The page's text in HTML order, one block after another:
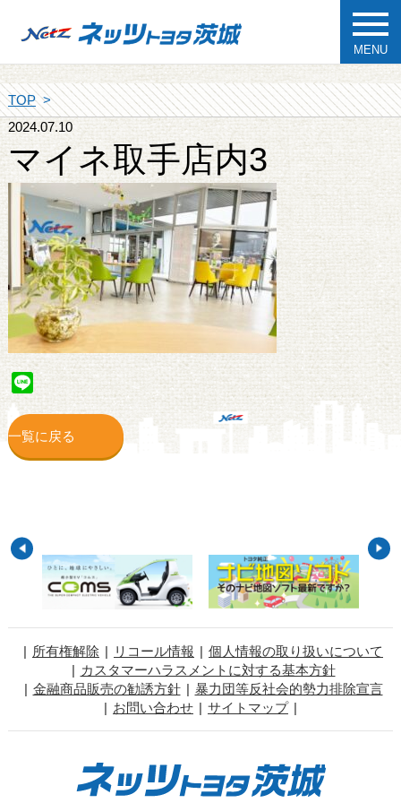
MENU
TOP
2024.07.10
マイネ取手店内3
Line
一覧に戻る
所有権解除 リコール情報
個人情報の取り扱いについて
カスタマーハラスメントに対する基本方針
金融商品販売の勧誘方針
暴力団等反社会的勢力排除宣言
お問い合わせ
サイトマップ